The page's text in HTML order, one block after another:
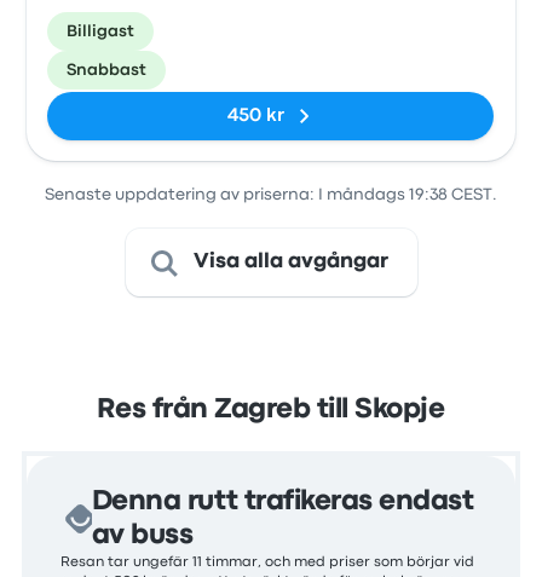
Billigast
Snabbast
450 kr
Senaste uppdatering av priserna: I måndags 19:38 CEST.
Visa alla avgångar
Res från Zagreb till Skopje
Denna rutt trafikeras endast
av buss
Resan tar ungefär 11 timmar, och med priser som börjar vid